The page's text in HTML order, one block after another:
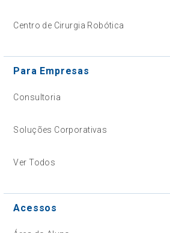
Centro de Cirurgia Robótica
Para Empresas
Consultoria
Soluções Corporativas
Ver Todos
Acessos